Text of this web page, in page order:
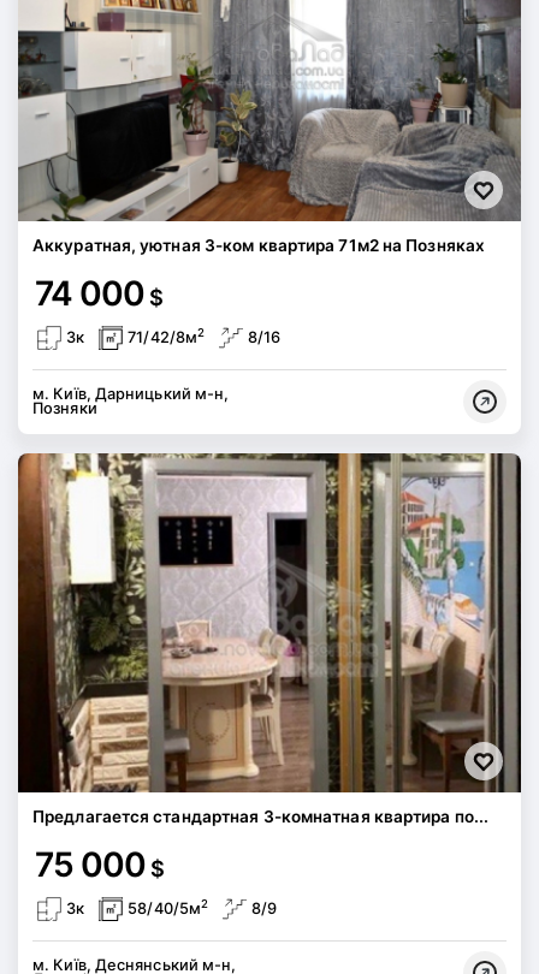
Аккуратная, уютная 3-ком квартира 71м2 на Позняках
74 000 $
3к 71/42/8м2 8/16
м. Київ, Дарницький м-н,
Позняки
Предлагается стандартная 3-комнатная квартира по...
75 000 $
3к 58/40/5м2 8/9
м. Київ, Деснянський м-н,